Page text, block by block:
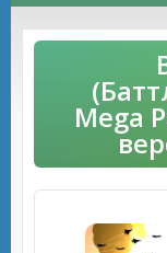
Mega